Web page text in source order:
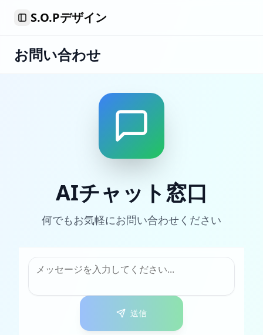
Toggle Sidebar
S.O.Pデザイン
お問い合わせ
AIチャット窓口
何でもお気軽にお問い合わせください
送信